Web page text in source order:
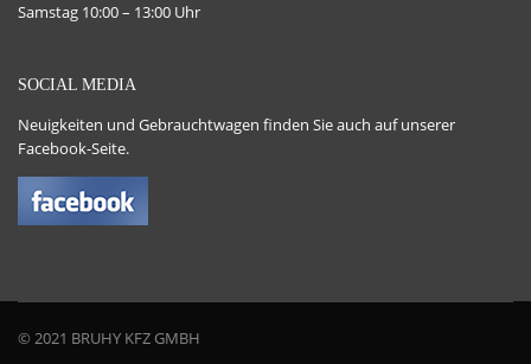
Samstag 10:00 – 13:00 Uhr
SOCIAL MEDIA
Neuigkeiten und Gebrauchtwagen finden Sie auch auf unserer
Facebook-Seite.
© 2021 BRUHY KFZ GMBH